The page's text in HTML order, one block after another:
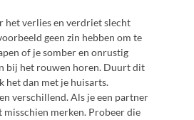
het verlies en verdriet slecht
geen zin hebben om te
of je somber en onrustig
bij het rouwen horen. Duurt dit
het dan met je huisarts.
verschillend. Als je een partner
misschien merken. Probeer die